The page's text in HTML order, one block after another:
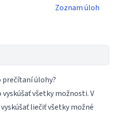
Zoznam úloh
prečítaní úlohy?
všetky možnosti. V
liečiť všetky možné